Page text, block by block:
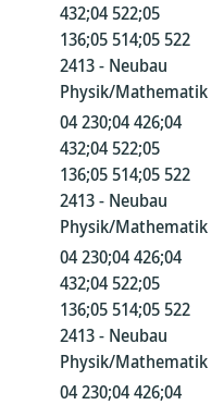
432;04 522;05
136;05 514;05 522
2413 - Neubau
Physik/Mathematik
04 230;04 426;04
432;04 522;05
136;05 514;05 522
2413 - Neubau
Physik/Mathematik
04 230;04 426;04
432;04 522;05
136;05 514;05 522
2413 - Neubau
Physik/Mathematik
04 230;04 426;04